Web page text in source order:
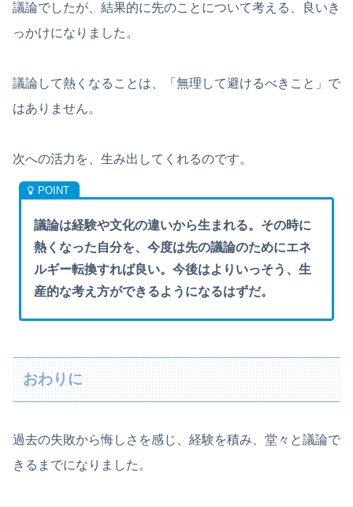
議論でしたが、結果的に先のことについて考える、良いき
っかけになりました。
議論して熱くなることは、「無理して避けるべきこと」で
はありません。
次への活力を、生み出してくれるのです。
議論は経験や文化の違いから生まれる。その時に
熱くなった自分を、今度は先の議論のためにエネ
ルギー転換すれば良い。今後はよりいっそう、生
産的な考え方ができるようになるはずだ。
おわりに
過去の失敗から悔しさを感じ、経験を積み、堂々と議論で
きるまでになりました。